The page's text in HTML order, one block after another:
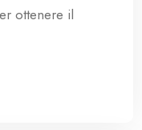
ottenere il